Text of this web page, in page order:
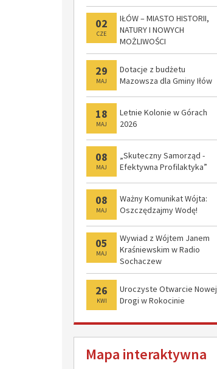
02
CZE
IŁÓW – MIASTO HISTORII,
NATURY I NOWYCH
MOŻLIWOŚCI
29
MAJ
Dotacje z budżetu
Mazowsza dla Gminy Iłów
18
MAJ
Letnie Kolonie w Górach
2026
08
MAJ
„Skuteczny Samorząd -
Efektywna Profilaktyka”
08
MAJ
Ważny Komunikat Wójta:
Oszczędzajmy Wodę!
05
MAJ
Wywiad z Wójtem Janem
Kraśniewskim w Radio
Sochaczew
26
KWI
Uroczyste Otwarcie Nowej
Drogi w Rokocinie
Mapa interaktywna